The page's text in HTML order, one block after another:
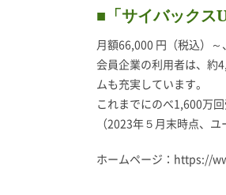
■「サイバックス
月額66,000 円（税込）
会員企業の利用者は、約
ムも充実しています。
これまでにのべ1,600万
（2023年５月末時点、
ホームページ： https://